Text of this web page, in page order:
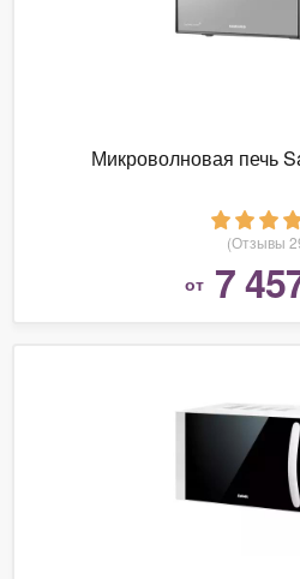
Микроволновая печь
(Отзывы
от 7